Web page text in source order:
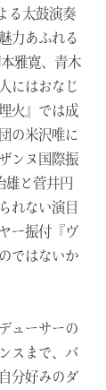
る太鼓演奏
力あふれる
雅寛、青木
にはおなじ
火』では成
の米沢唯に
ンヌ国際振
雄と菅井円
れない演目
ー振付『ヴ
ではないか
ューサーの
スまで、バ
分好みのダ